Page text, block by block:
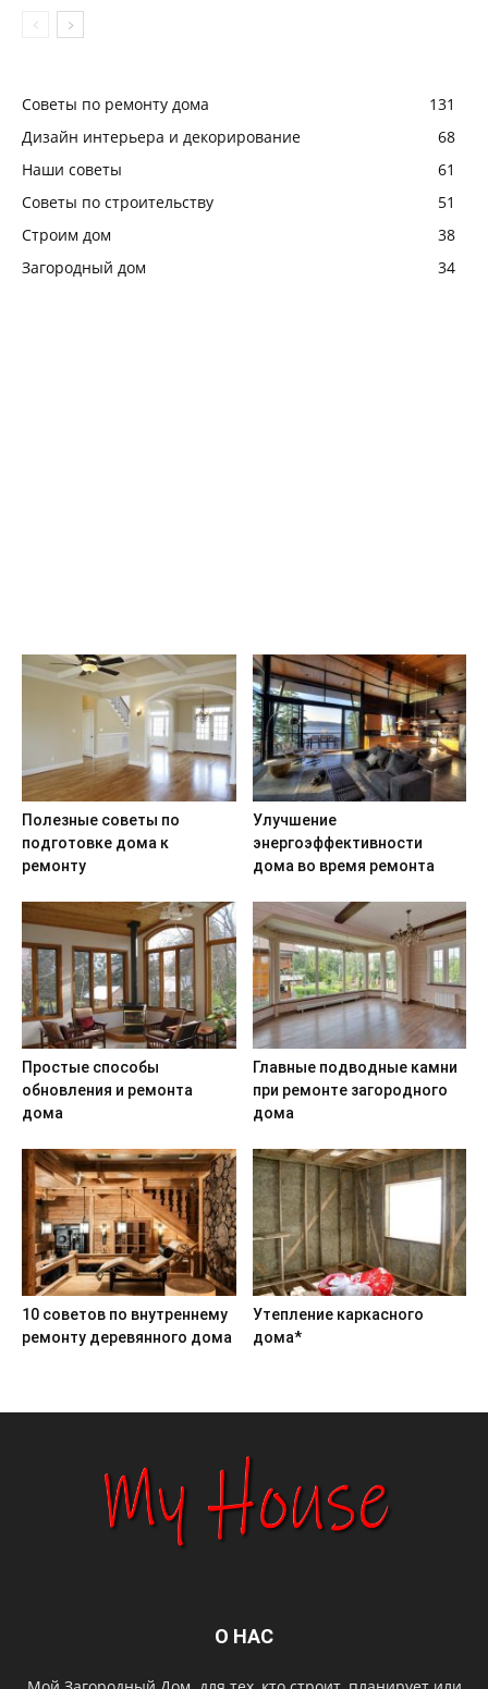
Советы по ремонту дома
131
Дизайн интерьера и декорирование
68
Наши советы
61
Советы по строительству
51
Строим дом
38
Загородный дом
34
Полезные советы по
подготовке дома к
ремонту
Улучшение
энергоэффективности
дома во время ремонта
Простые способы
обновления и ремонта
дома
Главные подводные камни
при ремонте загородного
дома
10 советов по внутреннему
ремонту деревянного дома
Утепление каркасного
дома*
О НАС